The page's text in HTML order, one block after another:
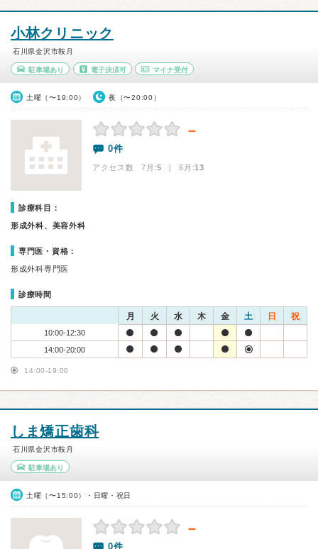
小林クリニック
石川県金沢市鞍月
駐車場あり 電子決済可 マイナ受付
土曜（〜19:00） 夜（〜20:00）
－
0件
アクセス数 7月:5 | 6月:13
診療科目：
形成外科、美容外科
専門医・資格：
形成外科専門医
診療時間
月 火 水 木 金 土 日 祝
10:00-12:30
14:00-20:00
14:00-19:00
しま矯正歯科
石川県金沢市鞍月
駐車場あり
土曜（〜15:00）・日曜・祝日
－
0件